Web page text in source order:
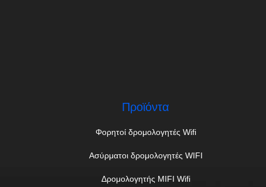
Προϊόντα
Φορητοί δρομολογητές Wifi
Ασύρματοι δρομολογητές WIFI
Δρομολογητής MIFI Wifi